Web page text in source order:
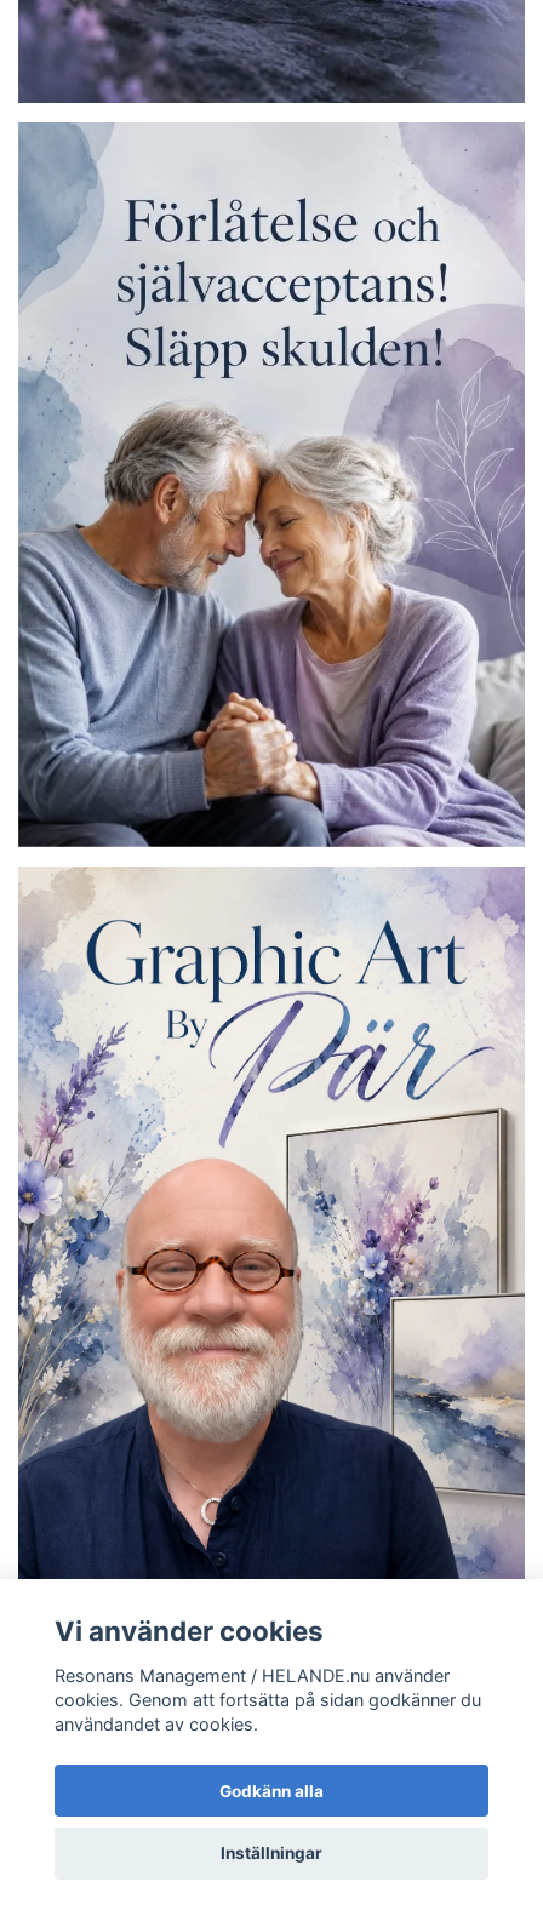
Kvalitet och omtanke
Vi använder cookies
Resonans Management / HELANDE.nu använder
cookies. Genom att fortsätta på sidan godkänner du
användandet av cookies.
Godkänn alla
Inställningar